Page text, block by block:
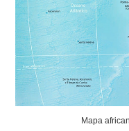
Mapa